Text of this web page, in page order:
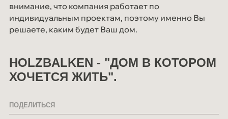
внимание, что компания работает по
индивидуальным проектам, поэтому именно Вы
решаете, каким будет Ваш дом.
HOLZBALKEN - "ДОМ В КОТОРОМ
ХОЧЕТСЯ ЖИТЬ".
ПОДЕЛИТЬСЯ